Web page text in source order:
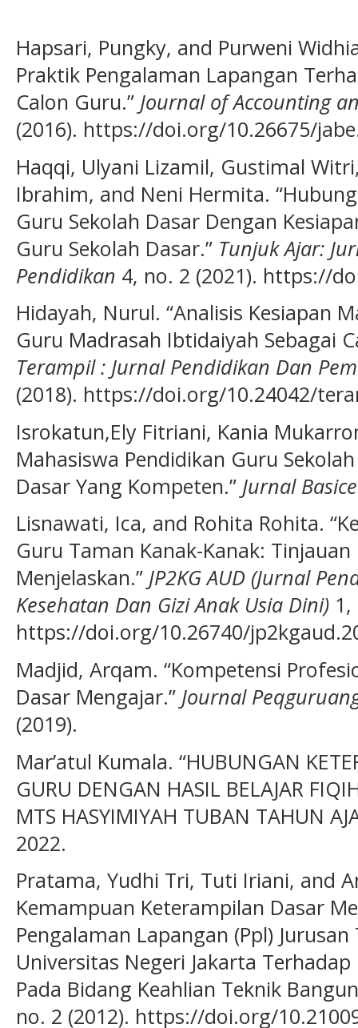
Hapsari, Pungky, and Purweni
Praktik Pengalaman Lapangan
Calon Guru.” Journal of Accounting
(2016). https://doi.org/10.26675/
Haqqi, Ulyani Lizamil, Gustimal
Ibrahim, and Neni Hermita.
Guru Sekolah Dasar Dengan
Guru Sekolah Dasar.” Tunjuk Ajar:
Pendidikan 4, no. 2 (2021). https://
Hidayah, Nurul. “Analisis Kesiapan
Guru Madrasah Ibtidaiyah Sebagai
Terampil : Jurnal Pendidikan Dan
(2018). https://doi.org/10.24042/
Isrokatun,Ely Fitriani, Kania
Mahasiswa Pendidikan Guru
Dasar Yang Kompeten.” Jurnal
Lisnawati, Ica, and Rohita Rohita.
Guru Taman Kanak-Kanak:
Menjelaskan.” JP2KG AUD (Jurnal
Kesehatan Dan Gizi Anak Usia Dini) 1,
https://doi.org/10.26740/
Madjid, Arqam. “Kompetensi
Dasar Mengajar.” Journal
(2019).
Mar’atul Kumala. “HUBUNGAN
GURU DENGAN HASIL BELAJAR
MTS HASYIMIYAH TUBAN TAHUN
2022.
Pratama, Yudhi Tri, Tuti Iriani, and
Kemampuan Keterampilan Dasar
Pengalaman Lapangan (Ppl)
Universitas Negeri Jakarta
Pada Bidang Keahlian Teknik
no. 2 (2012). https://doi.org/